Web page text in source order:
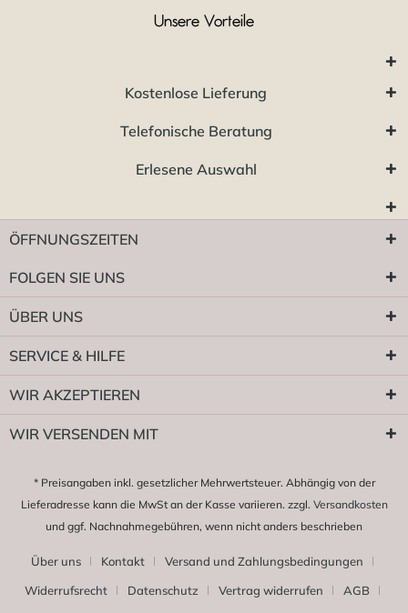
Unsere Vorteile
Kostenlose Lieferung
Telefonische Beratung
Erlesene Auswahl
ÖFFNUNGSZEITEN
FOLGEN SIE UNS
ÜBER UNS
SERVICE & HILFE
WIR AKZEPTIEREN
WIR VERSENDEN MIT
* Preisangaben inkl. gesetzlicher Mehrwertsteuer. Abhängig von der
Lieferadresse kann die MwSt an der Kasse variieren. zzgl. Versandkosten
und ggf. Nachnahmegebühren, wenn nicht anders beschrieben
Über uns Kontakt
Versand und Zahlungsbedingungen
Widerrufsrecht
Datenschutz Vertrag widerrufen
AGB